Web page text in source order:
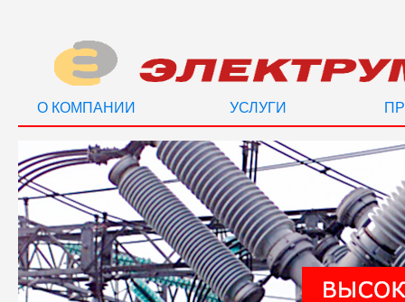
О КОМПАНИИ УСЛУГИ